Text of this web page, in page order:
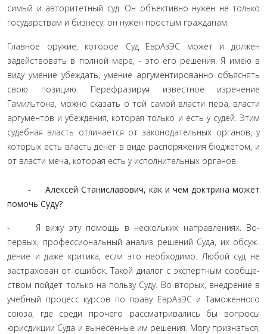
симый и авторитетный суд. Он объективно нужен не только
государствам и бизнесу, он нужен простым гражданам.
Главное оружие, которое Суд ЕврАзЭС может и должен
задействовать в полной мере, - это его решения. Я имею в
виду умение убеждать, умение аргументированно объяснять
свою позицию. Перефразируя известное изречение
Гамильтона, можно сказать о той самой власти пера, власти
аргументов и убеждения, которая только и есть у судей. Этим
судебная власть отличается от законодательных органов, у
которых есть власть денег в виде распоряжения бюджетом, и
от власти меча, которая есть у исполнительных органов.
- Алексей Станиславович, как и чем доктрина может
помочь Суду?
- Я вижу эту помощь в нескольких направлениях. Во-
первых, профессиональный анализ решений Суда, их обсуж­
дение и даже критика, если это необходимо. Любой суд не
застрахован от ошибок. Такой диалог с экспертным сообще­
ством пойдет только на пользу Суду. Во-вторых, внедрение в
учебный процесс курсов по праву ЕврАзЭС и Таможенного
союза, где среди прочего рассматривались бы вопросы
юрис­дикции Суда и вынесенные им решения. Могу признаться,